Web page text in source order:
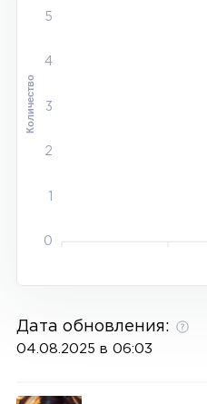
5
4
3
2
1
0
Количество
Дата обновления:
04.08.2025 в 06:03